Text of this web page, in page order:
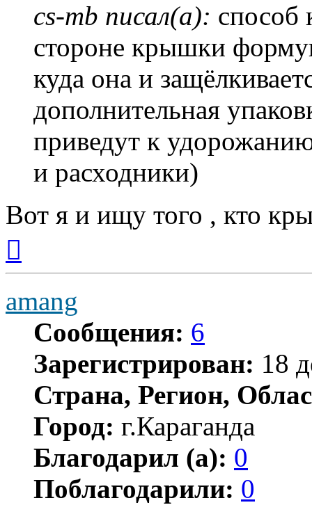
cs-mb писал(а): способ
стороне крышки
куда она и
дополнительная
приведут к
и расходники)
Вот я и ищу того , кто
началу
amang
Сообщения: 6
Зарегистрирован: 18
Страна, Регион,
Город: г.Караганда
Благодарил (а): 0
Поблагодарили: 0